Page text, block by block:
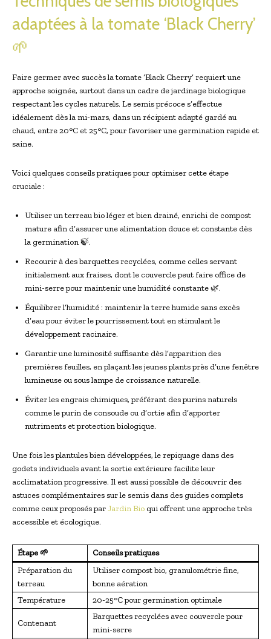
adaptées à la tomate ‘Black Cherry’
🌱
Faire germer avec succès la tomate ‘Black Cherry’ requiert une
approche soignée, surtout dans un cadre de jardinage biologique
respectant les cycles naturels. Le semis précoce s’effectue
idéalement dès la mi-mars, dans un récipient adapté gardé au
chaud, entre 20°C et 25°C, pour favoriser une germination rapide et
saine.
Voici quelques conseils pratiques pour optimiser cette étape
cruciale :
Utiliser un terreau bio léger et bien drainé, enrichi de compost
mature afin d’assurer une alimentation douce et constante dès
la germination 🍃.
Recourir à des barquettes recyclées, comme celles servant
initialement aux fraises, dont le couvercle peut faire office de
mini-serre pour maintenir une humidité constante 🌿.
Équilibrer l’humidité : maintenir la terre humide sans excès
d’eau pour éviter le pourrissement tout en stimulant le
développement racinaire.
Garantir une luminosité suffisante dès l’apparition des
premières feuilles, en plaçant les jeunes plants près d’une fenêtre
lumineuse ou sous lampe de croissance naturelle.
Éviter les engrais chimiques, préférant des purins naturels
comme le purin de consoude ou d’ortie afin d’apporter
nutriments et protection biologique.
Une fois les plantules bien développées, le repiquage dans des
godets individuels avant la sortie extérieure facilite leur
acclimatation progressive. Il est aussi possible de découvrir des
astuces complémentaires sur le semis dans des guides complets
comme ceux proposés parJardin Bio qui offrent une approche très
accessible et écologique.
Étape 🌱
Conseils pratiques
Préparation du
terreau
Utiliser compost bio, granulométrie fine,
bonne aération
Température
20-25°C pour germination optimale
Contenant
Barquettes recyclées avec couvercle pour
mini-serre